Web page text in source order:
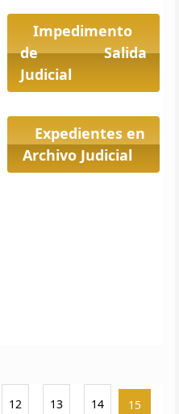
Impedimento
de Salida
Judicial
Expedientes en
Archivo Judicial
12 13 14 15